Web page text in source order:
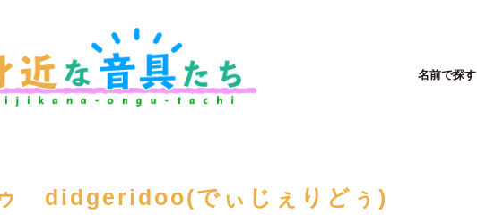
名前で探す
didgeridoo(でぃじぇりどぅ)